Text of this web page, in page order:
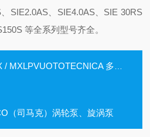
SIE2.0AS、SIE4.0AS、SIE 30RS
等全系列型号齐全。
多级真空发生器
（司马克）涡轮泵、旋涡泵